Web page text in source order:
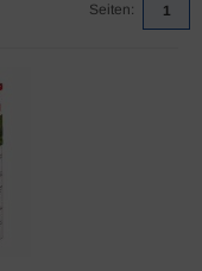
Seiten: 1